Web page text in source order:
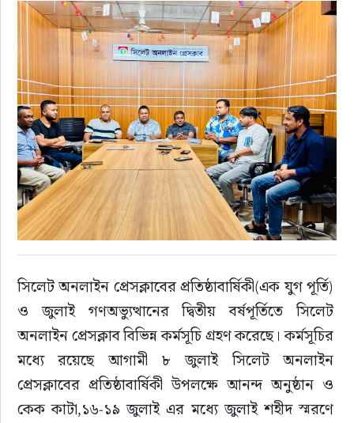
রাজনীতি
এক্সক্লুসিভ
তথ্য ও প্রযুক্তি
প্রেস বিজ্ঞপ্তি
ফিচার
বিনোদন
সাক্ষাৎকার
সাহিত্য
সিলেট অনলাইন প্রেসক্লাবের প্রতিষ্ঠাবার্ষিকী(এক যুগ পূর্তি)
ও জুলাই গণঅভ্যুত্থানের দ্বিতীয় বর্ষপূর্তিতে সিলেট
অনলাইন প্রেসক্লাব বিভিন্ন কর্মসূচি গ্রহণ করেছে। কর্মসূচির
মধ্যে রয়েছে আগামী ৮ জুলাই সিলেট অনলাইন
প্রেসক্লাবের প্রতিষ্ঠাবার্ষিকী উপলক্ষে আনন্দ অনুষ্ঠান ও
কেক কাটা,১৬-১৯ জুলাই এর মধ্যে জুলাই শহীদ স্মরণে